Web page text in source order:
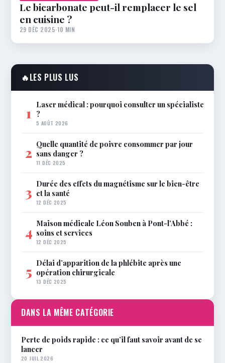
Le bicarbonate peut-il remplacer le sel
en cuisine ?
29 DÉC 2025·10 MIN
🔥LES PLUS LUS
1 Laser médical : pourquoi consulter un spécialiste
?
5 AOÛT 2026
2 Quelle quantité de poivre consommer par jour
sans danger ?
11 DÉC 2025
3 Durée des effets du magnétisme sur le bien-être
et la santé
12 DÉC 2025
4 Maison médicale Léon Souben à Pont-l’Abbé :
soins et services
12 DÉC 2025
5 Délai d’apparition de la phlébite après une
opération chirurgicale
13 DÉC 2025
DANS LA MÊME CATÉGORIE
Perte de poids rapide : ce qu’il faut savoir avant de se
lancer
20 JUIL 2026